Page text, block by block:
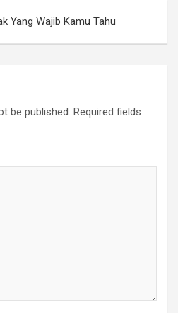
Yang Wajib Kamu Tahu
be published. Required fields